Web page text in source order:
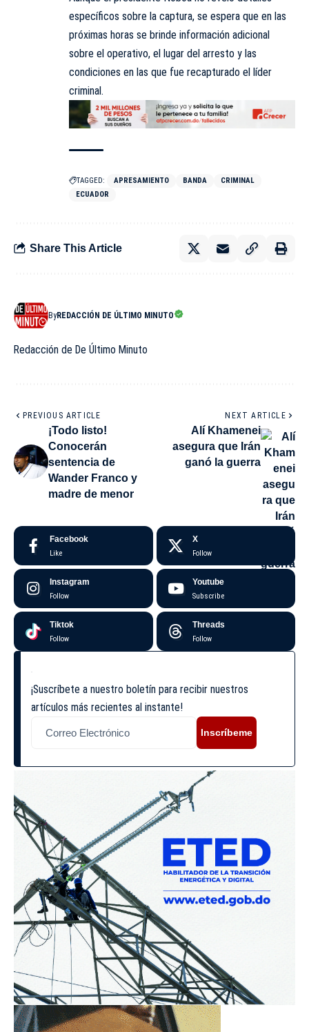
específicos sobre la captura, se espera que en las
próximas horas se brinde información adicional
sobre el operativo, el lugar del arresto y las
condiciones en las que fue recapturado el líder
criminal.
TAGGED: APRESAMIENTO BANDA
CRIMINAL
ECUADOR
Share This Article
ByREDACCIÓN DE ÚLTIMO MINUTO
Redacción de De Último Minuto
PREVIOUS ARTICLE
¡Todo listo!
Conocerán
sentencia de
Wander Franco y
madre de menor
NEXT ARTICLE
Alí Khamenei
asegura que Irán
ganó la guerra
Facebook
Like
X
Follow
Instagram
Follow
Youtube
Subscribe
Tiktok
Follow
Threads
Follow
¡Suscríbete a nuestro boletín para recibir nuestros
artículos más recientes al instante!
Inscríbeme